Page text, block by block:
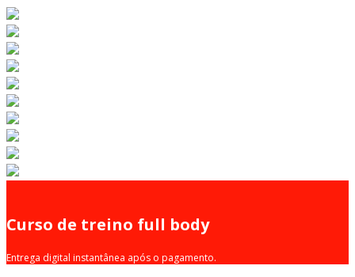
Curso de treino full body
Entrega digital instantânea após o pagamento.